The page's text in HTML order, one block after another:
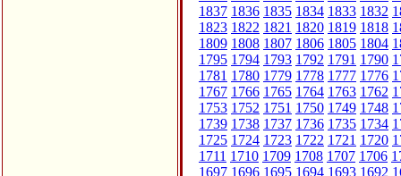
1837 1836 1835 1834 1833 1832
1823 1822 1821 1820 1819 1818
1809 1808 1807 1806 1805 1804
1795 1794 1793 1792 1791 1790
1781 1780 1779 1778 1777 1776
1767 1766 1765 1764 1763 1762
1753 1752 1751 1750 1749 1748
1739 1738 1737 1736 1735 1734
1725 1724 1723 1722 1721 1720
1711 1710 1709 1708 1707 1706
1697 1696 1695 1694 1693 1692